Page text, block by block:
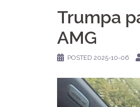
Trumpa
AMG
POSTED 2025-10-06